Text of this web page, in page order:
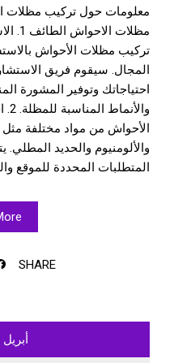
معلومات حول تركيب مظلات
تركيب مظلات الأحواش
المجال. سيقوم فريق
احتياجاتك وتوفير المشورة
الأحواش من مواد مختلفة مثل
والألومنيوم والحديد المطلي.
المتطلبات المحددة للموقع
SHARE
أبريل